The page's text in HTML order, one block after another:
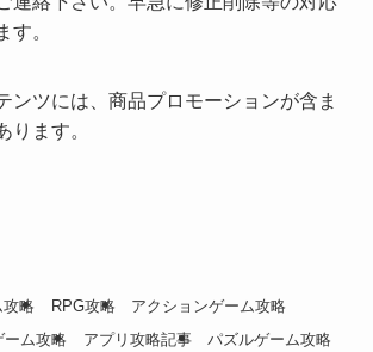
す。
ンツには、商品プロモーションが含ま
ります。
攻略 RPG攻略
アクションゲーム攻略
ーム攻略
アプリ攻略記事 パズルゲーム攻略